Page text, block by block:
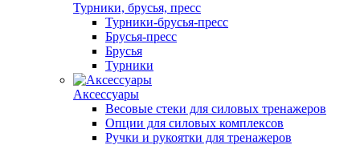
Турники, брусья, пресс
Турники-брусья-пресс
Брусья-пресс
Брусья
Турники
Аксессуары
Весовые стеки для силовых тренажеров
Опции для силовых комплексов
Ручки и рукоятки для тренажеров